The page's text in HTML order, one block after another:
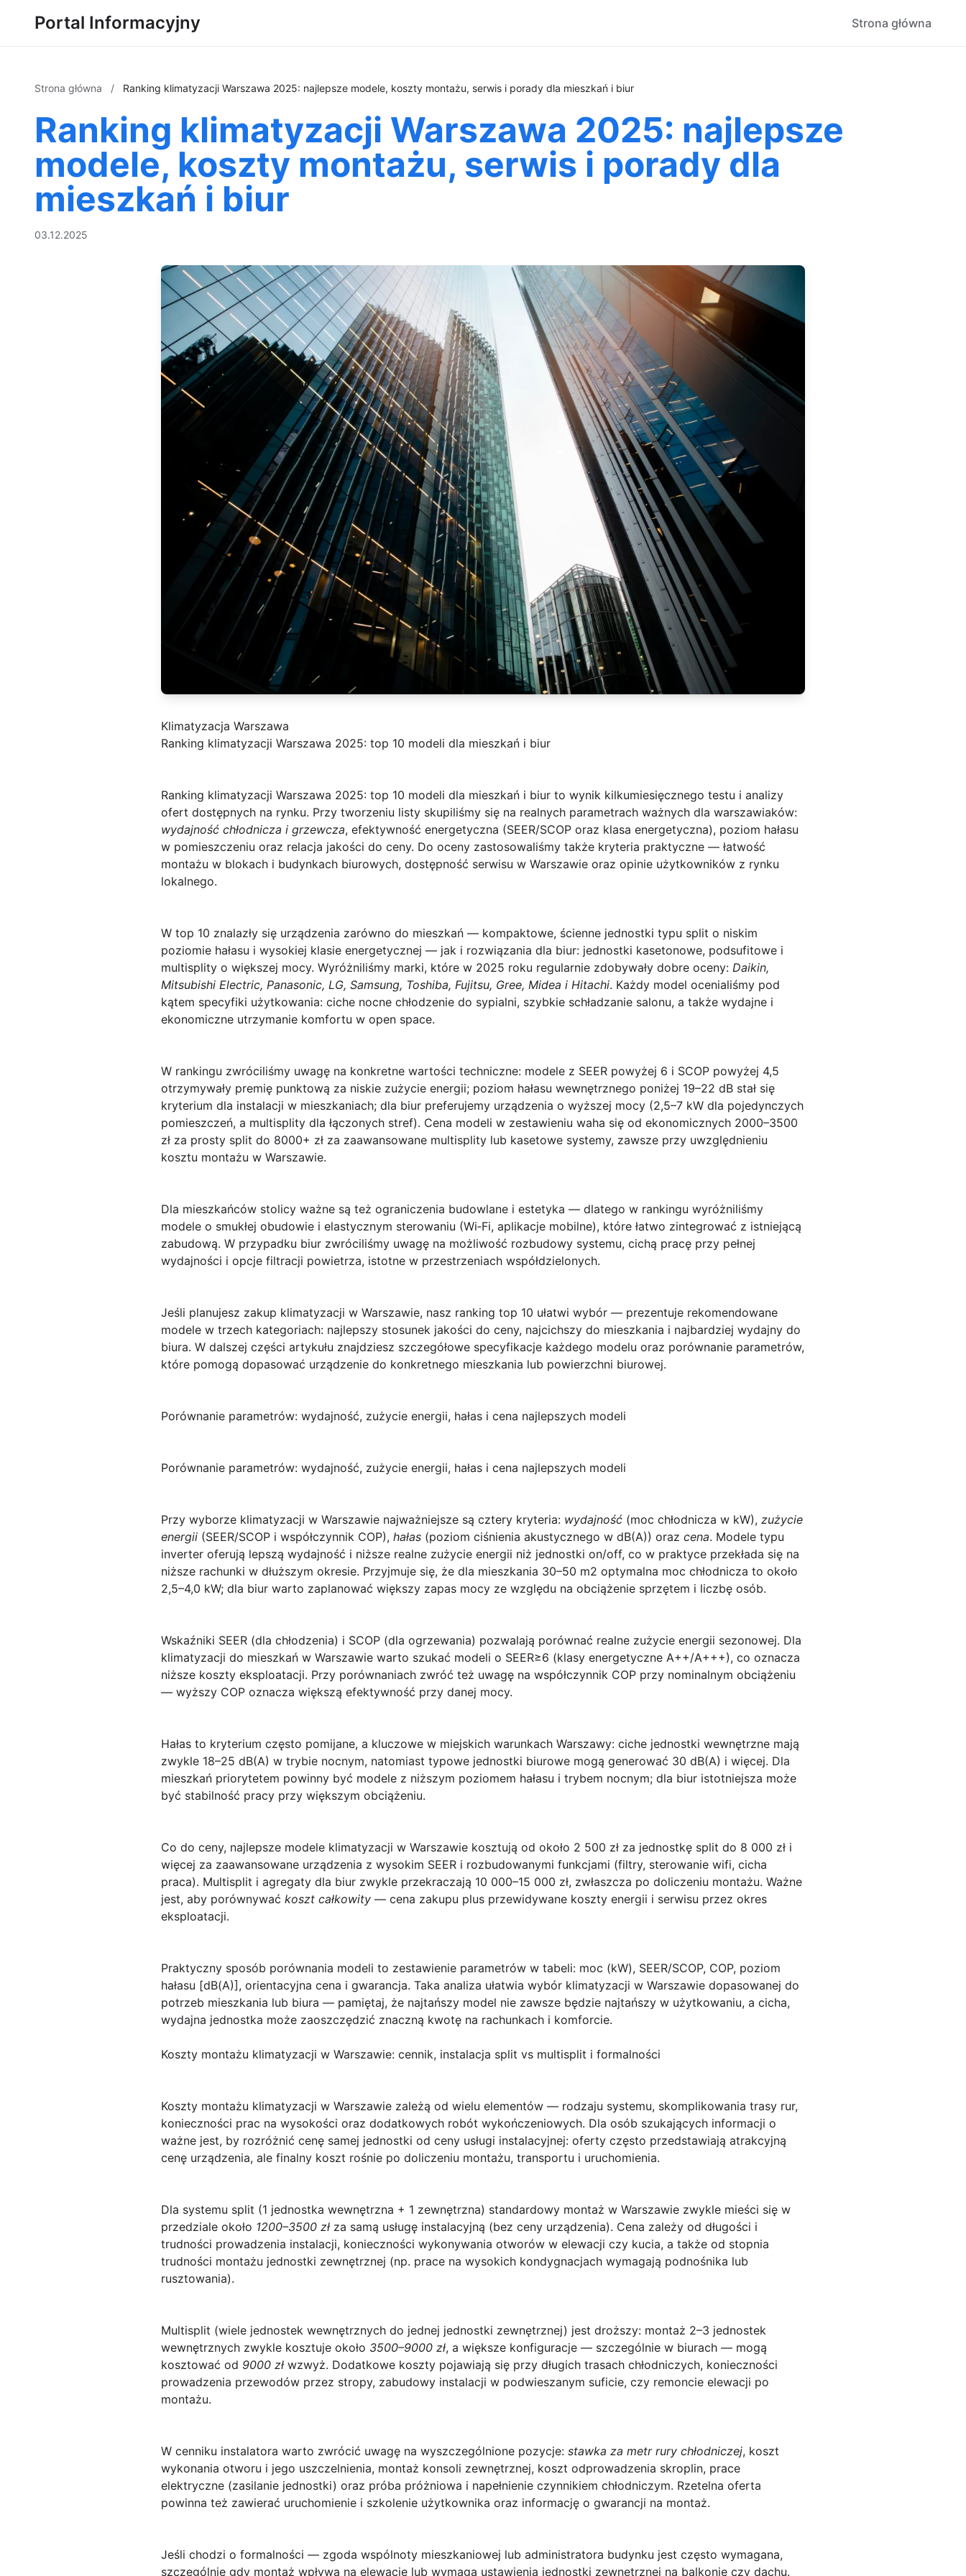
Portal Informacyjny Strona główna
Strona główna / Ranking klimatyzacji Warszawa 2025: najlepsze modele, koszty montażu, serwis i porady dla mieszkań i biur
Ranking klimatyzacji Warszawa 2025: najlepsze
modele, koszty montażu, serwis i porady dla
mieszkań i biur
03.12.2025
Klimatyzacja Warszawa
Ranking klimatyzacji Warszawa 2025: top 10 modeli dla mieszkań i biur
Ranking klimatyzacji Warszawa 2025: top 10 modeli dla mieszkań i biur to wynik kilkumiesięcznego testu i analizy
ofert dostępnych na rynku. Przy tworzeniu listy skupiliśmy się na realnych parametrach ważnych dla warszawiaków:
wydajność chłodnicza i grzewcza, efektywność energetyczna (SEER/SCOP oraz klasa energetyczna), poziom hałasu
w pomieszczeniu oraz relacja jakości do ceny. Do oceny zastosowaliśmy także kryteria praktyczne — łatwość
montażu w blokach i budynkach biurowych, dostępność serwisu w Warszawie oraz opinie użytkowników z rynku
lokalnego.
W top 10 znalazły się urządzenia zarówno do mieszkań — kompaktowe, ścienne jednostki typu split o niskim
poziomie hałasu i wysokiej klasie energetycznej — jak i rozwiązania dla biur: jednostki kasetonowe, podsufitowe i
multisplity o większej mocy. Wyróżniliśmy marki, które w 2025 roku regularnie zdobywały dobre oceny: Daikin,
Mitsubishi Electric, Panasonic, LG, Samsung, Toshiba, Fujitsu, Gree, Midea i Hitachi. Każdy model ocenialiśmy pod
kątem specyfiki użytkowania: ciche nocne chłodzenie do sypialni, szybkie schładzanie salonu, a także wydajne i
ekonomiczne utrzymanie komfortu w open space.
W rankingu zwróciliśmy uwagę na konkretne wartości techniczne: modele z SEER powyżej 6 i SCOP powyżej 4,5
otrzymywały premię punktową za niskie zużycie energii; poziom hałasu wewnętrznego poniżej 19–22 dB stał się
kryterium dla instalacji w mieszkaniach; dla biur preferujemy urządzenia o wyższej mocy (2,5–7 kW dla pojedynczych
pomieszczeń, a multisplity dla łączonych stref). Cena modeli w zestawieniu waha się od ekonomicznych 2000–3500
zł za prosty split do 8000+ zł za zaawansowane multisplity lub kasetowe systemy, zawsze przy uwzględnieniu
kosztu montażu w Warszawie.
Dla mieszkańców stolicy ważne są też ograniczenia budowlane i estetyka — dlatego w rankingu wyróżniliśmy
modele o smukłej obudowie i elastycznym sterowaniu (Wi‑Fi, aplikacje mobilne), które łatwo zintegrować z istniejącą
zabudową. W przypadku biur zwróciliśmy uwagę na możliwość rozbudowy systemu, cichą pracę przy pełnej
wydajności i opcje filtracji powietrza, istotne w przestrzeniach współdzielonych.
Jeśli planujesz zakup klimatyzacji w Warszawie, nasz ranking top 10 ułatwi wybór — prezentuje rekomendowane
modele w trzech kategoriach: najlepszy stosunek jakości do ceny, najcichszy do mieszkania i najbardziej wydajny do
biura. W dalszej części artykułu znajdziesz szczegółowe specyfikacje każdego modelu oraz porównanie parametrów,
które pomogą dopasować urządzenie do konkretnego mieszkania lub powierzchni biurowej.
Porównanie parametrów: wydajność, zużycie energii, hałas i cena najlepszych modeli
Porównanie parametrów: wydajność, zużycie energii, hałas i cena najlepszych modeli
Przy wyborze klimatyzacji w Warszawie najważniejsze są cztery kryteria: wydajność (moc chłodnicza w kW), zużycie
energii (SEER/SCOP i współczynnik COP), hałas (poziom ciśnienia akustycznego w dB(A)) oraz cena. Modele typu
inverter oferują lepszą wydajność i niższe realne zużycie energii niż jednostki on/off, co w praktyce przekłada się na
niższe rachunki w dłuższym okresie. Przyjmuje się, że dla mieszkania 30–50 m2 optymalna moc chłodnicza to około
2,5–4,0 kW; dla biur warto zaplanować większy zapas mocy ze względu na obciążenie sprzętem i liczbę osób.
Wskaźniki SEER (dla chłodzenia) i SCOP (dla ogrzewania) pozwalają porównać realne zużycie energii sezonowej. Dla
klimatyzacji do mieszkań w Warszawie warto szukać modeli o SEER≥6 (klasy energetyczne A++/A+++), co oznacza
niższe koszty eksploatacji. Przy porównaniach zwróć też uwagę na współczynnik COP przy nominalnym obciążeniu
— wyższy COP oznacza większą efektywność przy danej mocy.
Hałas to kryterium często pomijane, a kluczowe w miejskich warunkach Warszawy: ciche jednostki wewnętrzne mają
zwykle 18–25 dB(A) w trybie nocnym, natomiast typowe jednostki biurowe mogą generować 30 dB(A) i więcej. Dla
mieszkań priorytetem powinny być modele z niższym poziomem hałasu i trybem nocnym; dla biur istotniejsza może
być stabilność pracy przy większym obciążeniu.
Co do ceny, najlepsze modele klimatyzacji w Warszawie kosztują od około 2 500 zł za jednostkę split do 8 000 zł i
więcej za zaawansowane urządzenia z wysokim SEER i rozbudowanymi funkcjami (filtry, sterowanie wifi, cicha
praca). Multisplit i agregaty dla biur zwykle przekraczają 10 000–15 000 zł, zwłaszcza po doliczeniu montażu. Ważne
jest, aby porównywać koszt całkowity — cena zakupu plus przewidywane koszty energii i serwisu przez okres
eksploatacji.
Praktyczny sposób porównania modeli to zestawienie parametrów w tabeli: moc (kW), SEER/SCOP, COP, poziom
hałasu [dB(A)], orientacyjna cena i gwarancja. Taka analiza ułatwia wybór klimatyzacji w Warszawie dopasowanej do
potrzeb mieszkania lub biura — pamiętaj, że najtańszy model nie zawsze będzie najtańszy w użytkowaniu, a cicha,
wydajna jednostka może zaoszczędzić znaczną kwotę na rachunkach i komforcie.
Koszty montażu klimatyzacji w Warszawie: cennik, instalacja split vs multisplit i formalności
Koszty montażu klimatyzacji w Warszawie zależą od wielu elementów — rodzaju systemu, skomplikowania trasy rur,
konieczności prac na wysokości oraz dodatkowych robót wykończeniowych. Dla osób szukających informacji o
ważne jest, by rozróżnić cenę samej jednostki od ceny usługi instalacyjnej: oferty często przedstawiają atrakcyjną
cenę urządzenia, ale finalny koszt rośnie po doliczeniu montażu, transportu i uruchomienia.
Dla systemu split (1 jednostka wewnętrzna + 1 zewnętrzna) standardowy montaż w Warszawie zwykle mieści się w
przedziale około 1200–3500 złza samą usługę instalacyjną (bez ceny urządzenia). Cena zależy od długości i
trudności prowadzenia instalacji, konieczności wykonywania otworów w elewacji czy kucia, a także od stopnia
trudności montażu jednostki zewnętrznej (np. prace na wysokich kondygnacjach wymagają podnośnika lub
rusztowania).
Multisplit (wiele jednostek wewnętrznych do jednej jednostki zewnętrznej) jest droższy: montaż 2–3 jednostek
wewnętrznych zwykle kosztuje około 3500–9000 zł, a większe konfiguracje — szczególnie w biurach — mogą
kosztować od 9000 złwzwyż. Dodatkowe koszty pojawiają się przy długich trasach chłodniczych, konieczności
prowadzenia przewodów przez stropy, zabudowy instalacji w podwieszanym suficie, czy remoncie elewacji po
montażu.
W cenniku instalatora warto zwrócić uwagę na wyszczególnione pozycje: stawka za metr rury chłodniczej, koszt
wykonania otworu i jego uszczelnienia, montaż konsoli zewnętrznej, koszt odprowadzenia skroplin, prace
elektryczne (zasilanie jednostki) oraz próba próżniowa i napełnienie czynnikiem chłodniczym. Rzetelna oferta
powinna też zawierać uruchomienie i szkolenie użytkownika oraz informację o gwarancji na montaż.
Jeśli chodzi o formalności — zgoda wspólnoty mieszkaniowej lub administratora budynku jest często wymagana,
szczególnie gdy montaż wpływa na elewację lub wymaga ustawienia jednostki zewnętrznej na balkonie czy dachu.